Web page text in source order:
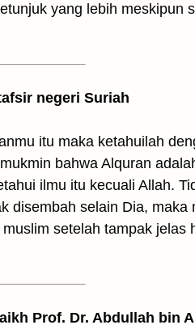
yang lebih meskipun
negeri Suriah
itu maka ketahuilah
bahwa Alquran
ilmu itu kecuali Allah.
disembah selain Dia, maka
setelah tampak jelas
Prof. Dr. Abdullah bin